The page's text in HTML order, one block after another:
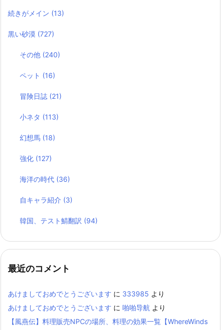
続きがメイン (13)
黒い砂漠 (727)
その他 (240)
ペット (16)
冒険日誌 (21)
小ネタ (113)
幻想馬 (18)
強化 (127)
海洋の時代 (36)
自キャラ紹介 (3)
韓国、テスト鯖翻訳 (94)
最近のコメント
あけましておめでとうございます に 333985 より
あけましておめでとうございます に 啪啪导航 より
【風燕伝】料理販売NPCの場所、料理の効果一覧【WhereWinds